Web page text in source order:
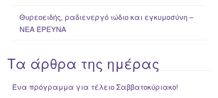
Θυρεοειδής, ραδιενεργό ιώδιο και εγκυμοσύνη –
ΝΕΑ ΈΡΕΥΝΑ
Τα άρθρα της ημέρας
Ένα πρόγραμμα για τέλειο Σαββατοκύριακο!